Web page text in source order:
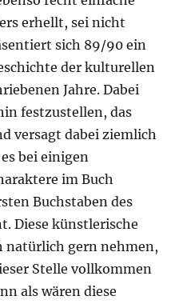
erhellt, sei nicht
sich 89/90 ein
der kulturellen
Jahre. Dabei
festzustellen, das
versagt dabei ziemlich
bei einigen
im Buch
Buchstaben des
Diese künstlerische
natürlich gern nehmen,
Stelle vollkommen
als wären diese